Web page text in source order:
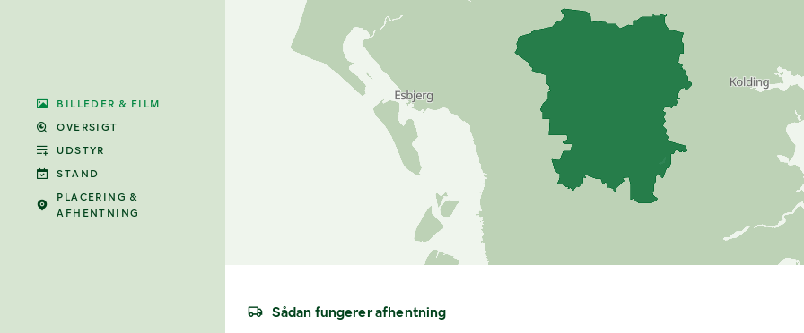
BILLEDER & FILM
OVERSIGT
UDSTYR
STAND
PLACERING &
AFHENTNING
Sådan fungerer afhentning